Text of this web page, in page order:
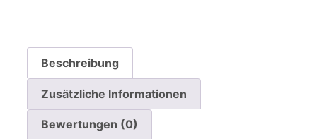
Beschreibung
Zusätzliche Informationen
Bewertungen (0)